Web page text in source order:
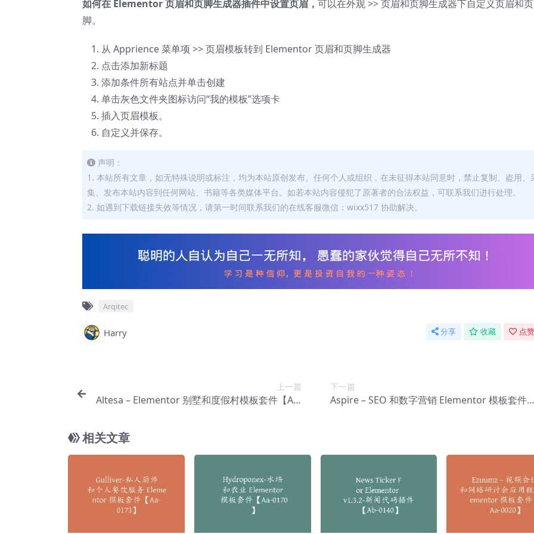
如何在 Elementor 页眉和页脚生成器插件中设置页眉， 可以在外观 >> 页眉和页脚生成器下自定义页眉和页
脚。
从 Apprience 菜单项 >> 页眉模板转到 Elementor 页眉和页脚生成器
点击添加新标题
添加条件所有站点并单击创建
单击灰色文件夹图标访问“我的模板”选项卡
插入页眉模板。
自定义并保存。
声明：
1. 本站所有文章，如无特殊说明或标注，均为本站原创发布。任何个人或组织，在未征得本站同意时，禁止复制、盗用、
集、发布本站内容到任何网站、书籍等各类媒体平台。如若本站内容侵犯了原著者的合法权益，可联系我们进行处理。
2. 如遇到下载链接失效等情况，请第一时间联系我们的在线客服微信：wixx517 协助解决。
Arqitec
Harry 分享 收藏 点
上一篇
Altesa – Elementor 别墅和度假村模板套件【Aa-
下一篇
Aspire – SEO 和数字营销 Elementor 模板套件
相关文章